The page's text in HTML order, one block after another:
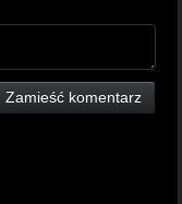
Zamieść komentarz